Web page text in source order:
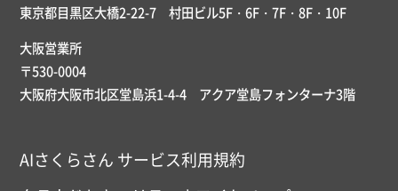
東京都目黒区大橋2-22-7 村田ビル5F・6F・7F・8F・10F
大阪営業所
〒530-0004
大阪府大阪市北区堂島浜1-4-4 アクア堂島フォンターナ3階
AIさくらさん サービス利用規約